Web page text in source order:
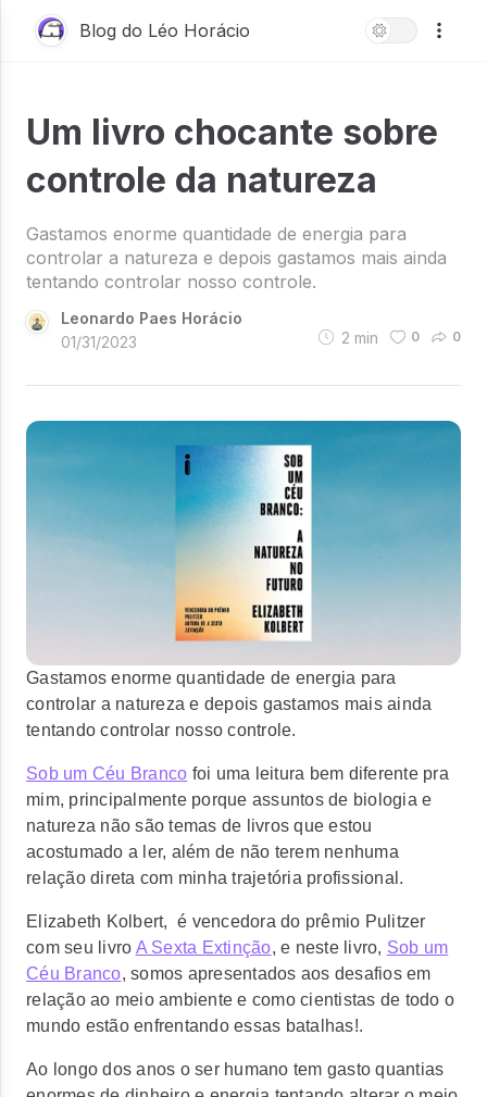
Blog do Léo Horácio
Um livro chocante sobre
controle da natureza
Gastamos enorme quantidade de energia para
controlar a natureza e depois gastamos mais ainda
tentando controlar nosso controle.
Leonardo Paes Horácio
01/31/2023
2 min 0 0
Gastamos enorme quantidade de energia para
controlar a natureza e depois gastamos mais ainda
tentando controlar nosso controle.
Sob um Céu Branco foi uma leitura bem diferente pra
mim, principalmente porque assuntos de biologia e
natureza não são temas de livros que estou
acostumado a ler, além de não terem nenhuma
relação direta com minha trajetória profissional.
Elizabeth Kolbert, é vencedora do prêmio Pulitzer
com seu livro A Sexta Extinção, e neste livro, Sob um
Céu Branco, somos apresentados aos desafios em
relação ao meio ambiente e como cientistas de todo o
mundo estão enfrentando essas batalhas!.
Ao longo dos anos o ser humano tem gasto quantias